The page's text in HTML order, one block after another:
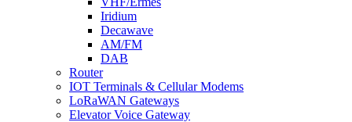
Iridium
Decawave
AM/FM
DAB
Router
IOT Terminals & Cellular Modems
LoRaWAN Gateways
Elevator Voice Gateway